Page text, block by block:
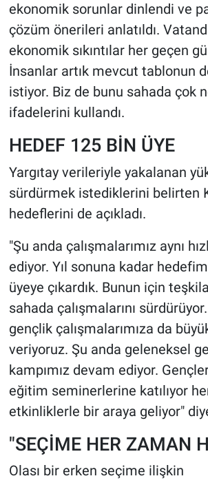
ekonomik sorunlar dinlendi ve
çözüm önerileri anlatıldı.
ekonomik sıkıntılar her geçen
İnsanlar artık mevcut tablonun
istiyor. Biz de bunu sahada çok
ifadelerini kullandı.
HEDEF 125 BİN ÜYE
Yargıtay verileriyle yakalanan
sürdürmek istediklerini belirten
hedeflerini de açıkladı.
"Şu anda çalışmalarımız aynı
ediyor. Yıl sonuna kadar
üyeye çıkardık. Bunun için
sahada çalışmalarını
gençlik çalışmalarımıza da
veriyoruz. Şu anda geleneksel
kampımız devam ediyor.
eğitim seminerlerine katılıyor
etkinliklerle bir araya geliyor"
"SEÇİME HER ZAMAN
Olası bir erken seçime ilişkin